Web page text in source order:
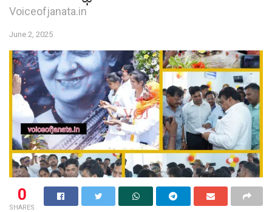
Voiceofjanata.in
June 2, 2025
0
SHARES